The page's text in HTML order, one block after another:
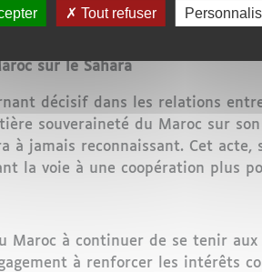
pour construire un
au Moyen-Orient qu’en Afrique
sur le Sahara
décisif dans les relations
souveraineté du Maroc sur
jamais reconnaissant. Cet
la voie à une coopération plus
à continuer de se tenir
à renforcer les intérêts
Tout refuser